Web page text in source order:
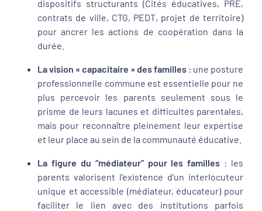
dispositifs structurants (Cités éducatives, PRE,
contrats de ville, CTG, PEDT, projet de territoire)
pour ancrer les actions de coopération dans la
durée.
La vision « capacitaire » des familles : une posture
professionnelle commune est essentielle pour ne
plus percevoir les parents seulement sous le
prisme de leurs lacunes et difficultés parentales,
mais pour reconnaître pleinement leur expertise
et leur place au sein de la communauté éducative.
La figure du “médiateur” pour les familles : les
parents valorisent l'existence d'un interlocuteur
unique et accessible (médiateur, éducateur) pour
faciliter le lien avec des institutions parfois